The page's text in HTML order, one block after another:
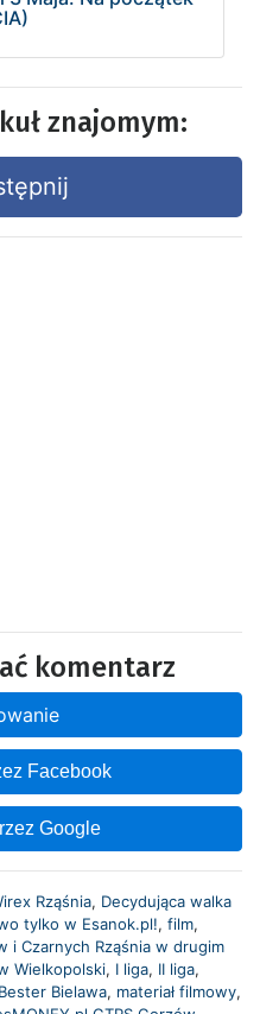
znajomym:
komentarz
Facebook
Google
Rząśnia, Decydująca walka
tylko w Esanok.pl!, film,
i Czarnych Rząśnia w drugim
Wielkopolski, I liga, II liga,
Bielawa, materiał filmowy,